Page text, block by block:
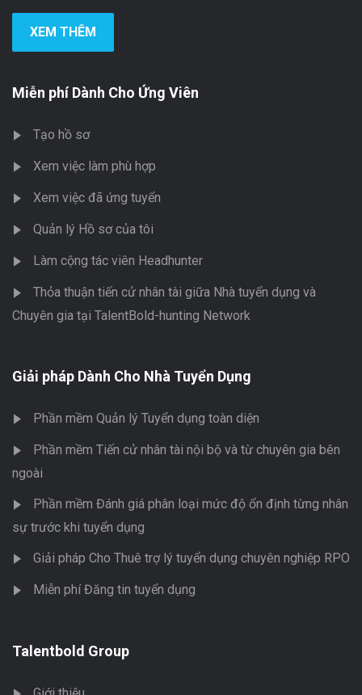
XEM THÊM
Miễn phí Dành Cho Ứng Viên
Tạo hồ sơ
Xem việc làm phù hợp
Xem việc đã ứng tuyển
Quản lý Hồ sơ của tôi
Làm cộng tác viên Headhunter
Thỏa thuận tiến cử nhân tài giữa Nhà tuyển dụng và
Chuyên gia tại TalentBold-hunting Network
Giải pháp Dành Cho Nhà Tuyển Dụng
Phần mềm Quản lý Tuyển dụng toàn diện
Phần mềm Tiến cử nhân tài nội bộ và từ chuyên gia bên
ngoài
Phần mềm Đánh giá phân loại mức độ ổn định từng nhân
sự trước khi tuyển dụng
Giải pháp Cho Thuê trợ lý tuyển dụng chuyên nghiệp RPO
Miễn phí Đăng tin tuyển dụng
Talentbold Group